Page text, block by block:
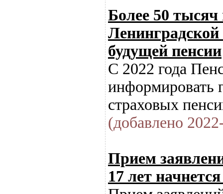
Более 50
Ленинградской
будущей пенсии
С 2022 года
информировать
страховых
(добавлено
Прием
17 лет